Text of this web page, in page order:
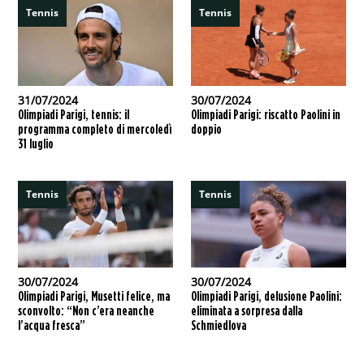
Tennis
31/07/2024
Olimpiadi Parigi, tennis: il
programma completo di mercoledì
31 luglio
Tennis
30/07/2024
Olimpiadi Parigi: riscatto Paolini in
doppio
Tennis
30/07/2024
Olimpiadi Parigi, Musetti felice, ma
sconvolto: “Non c’era neanche
l’acqua fresca”
Tennis
30/07/2024
Olimpiadi Parigi, delusione Paolini:
eliminata a sorpresa dalla
Schmiedlova